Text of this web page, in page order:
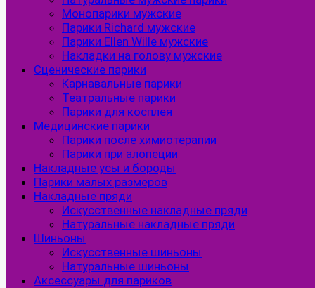
Монопарики мужские
Парики Richard мужские
Парики Ellen Wille мужские
Накладки на голову мужские
Сценические парики
Карнавальные парики
Театральные парики
Парики для косплея
Медицинские парики
Парики после химиотерапии
Парики при алопеции
Накладные усы и бороды
Парики малых размеров
Накладные пряди
Искусственные накладные пряди
Натуральные накладные пряди
Шиньоны
Искусственные шиньоны
Натуральные шиньоны
Аксессуары для париков